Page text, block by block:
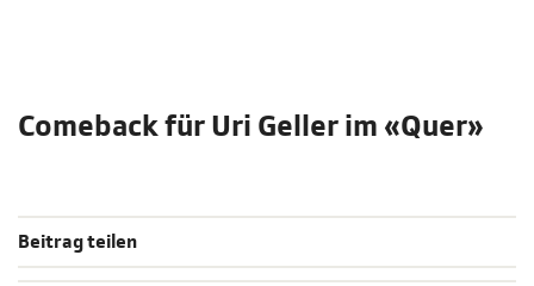
Comeback für Uri Geller im «Quer»
Beitrag teilen